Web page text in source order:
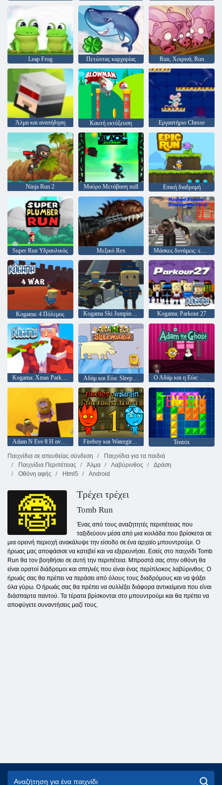
Leap Frog Πετώντας καρχαρίας Run, Χοιρινά, Run
Άλμα και αναπήδηση Καυτή εκτόξευση Εργαστήριο Chesse
Ninja Run 2 Μαύρο Μετάβαση null Επική διαδρομή
Super Run Υδραυλικός Μεξικό Rex
Kogama: 4 Πόλεμος Kogama Ski Jumping !! Kogama: Parkour 27
Kogama: Xmas Parkour Αδάμ και Εύα: Sleepwalker Ο Αδάμ και η Εύα: Ο Αδάμ το Φάντασμα
Fireboy και Watergirl 1: Ο ναός των δασών
Tentrix
Παιχνίδια σε απευθείας σύνδεση
Παιχνίδια για τα παιδιά
Παιχνίδια Περιπέτειας
Άλμα Λαβύρινθος
Δράση
Οθόνη αφής
Html5 Android
Τρέχει τρέχει
Tomb Run
Ένας από τους αναζητητές περιπέτειας που
ταξιδεύουν μέσα από μια κοιλάδα που βρίσκεται σε
μια ορεινή περιοχή ανακάλυψε την είσοδο σε ένα αρχαίο μπουντρούμι. Ο
ήρωας μας αποφάσισε να κατεβεί και να εξερευνήσει. Εσείς στο παιχνίδι Tomb
Run θα τον βοηθήσει σε αυτή την περιπέτεια. Μπροστά σας στην οθόνη θα
είναι ορατοί διάδρομοι και σπηλιές που είναι ένας περίπλοκος λαβύρινθος. Ο
ήρωάς σας θα πρέπει να περάσει από όλους τους διαδρόμους και να ψάξει
όλα γύρω. Ο ήρωάς σας θα πρέπει να συλλέξει διάφορα αντικείμενα που είναι
διάσπαρτα παντού. Τα τέρατα βρίσκονται στο μπουντρούμι και θα πρέπει να
αποφύγετε συναντήσεις μαζί τους.